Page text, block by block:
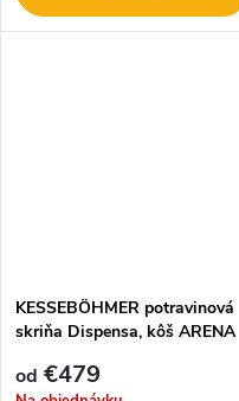
KESSEBÖHMER potravinová
skriňa Dispensa, kôš ARENA
od €479